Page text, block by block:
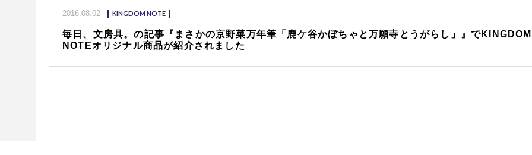
2016.08.02 KINGDOM NOTE
毎日、文房具。の記事『まさかの京野菜万年筆「鹿ケ谷かぼちゃと万願寺とうがらし」』でKINGDOM
NOTEオリジナル商品が紹介されました